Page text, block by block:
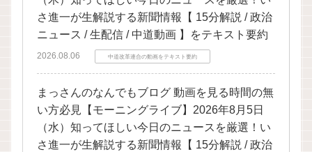
さ進一が生解説する新聞情報【 15分解説 / 政治
ニュース / 生配信 / 中道動画 】をテキスト要約
2026.08.06 中道改革連合の動画をテキスト要約
まっさんのなんでもブログ 動画を見る時間の無
い方必見【モーニングライブ】2026年8月5日
（水）知ってほしい今日のニュースを厳選！い
さ進一が生解説する新聞情報【 15分解説 / 政治